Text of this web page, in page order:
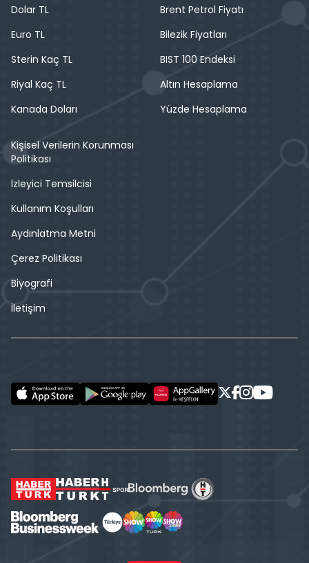
Dolar TL
Euro TL
Sterin Kaç TL
Riyal Kaç TL
Kanada Doları
Brent Petrol Fiyatı
Bilezik Fiyatları
BIST 100 Endeksi
Altın Hesaplama
Yüzde Hesaplama
Kişisel Verilerin Korunması
Politikası
İzleyici Temsilcisi
Kullanım Koşulları
Aydınlatma Metni
Çerez Politikası
Biyografi
İletişim